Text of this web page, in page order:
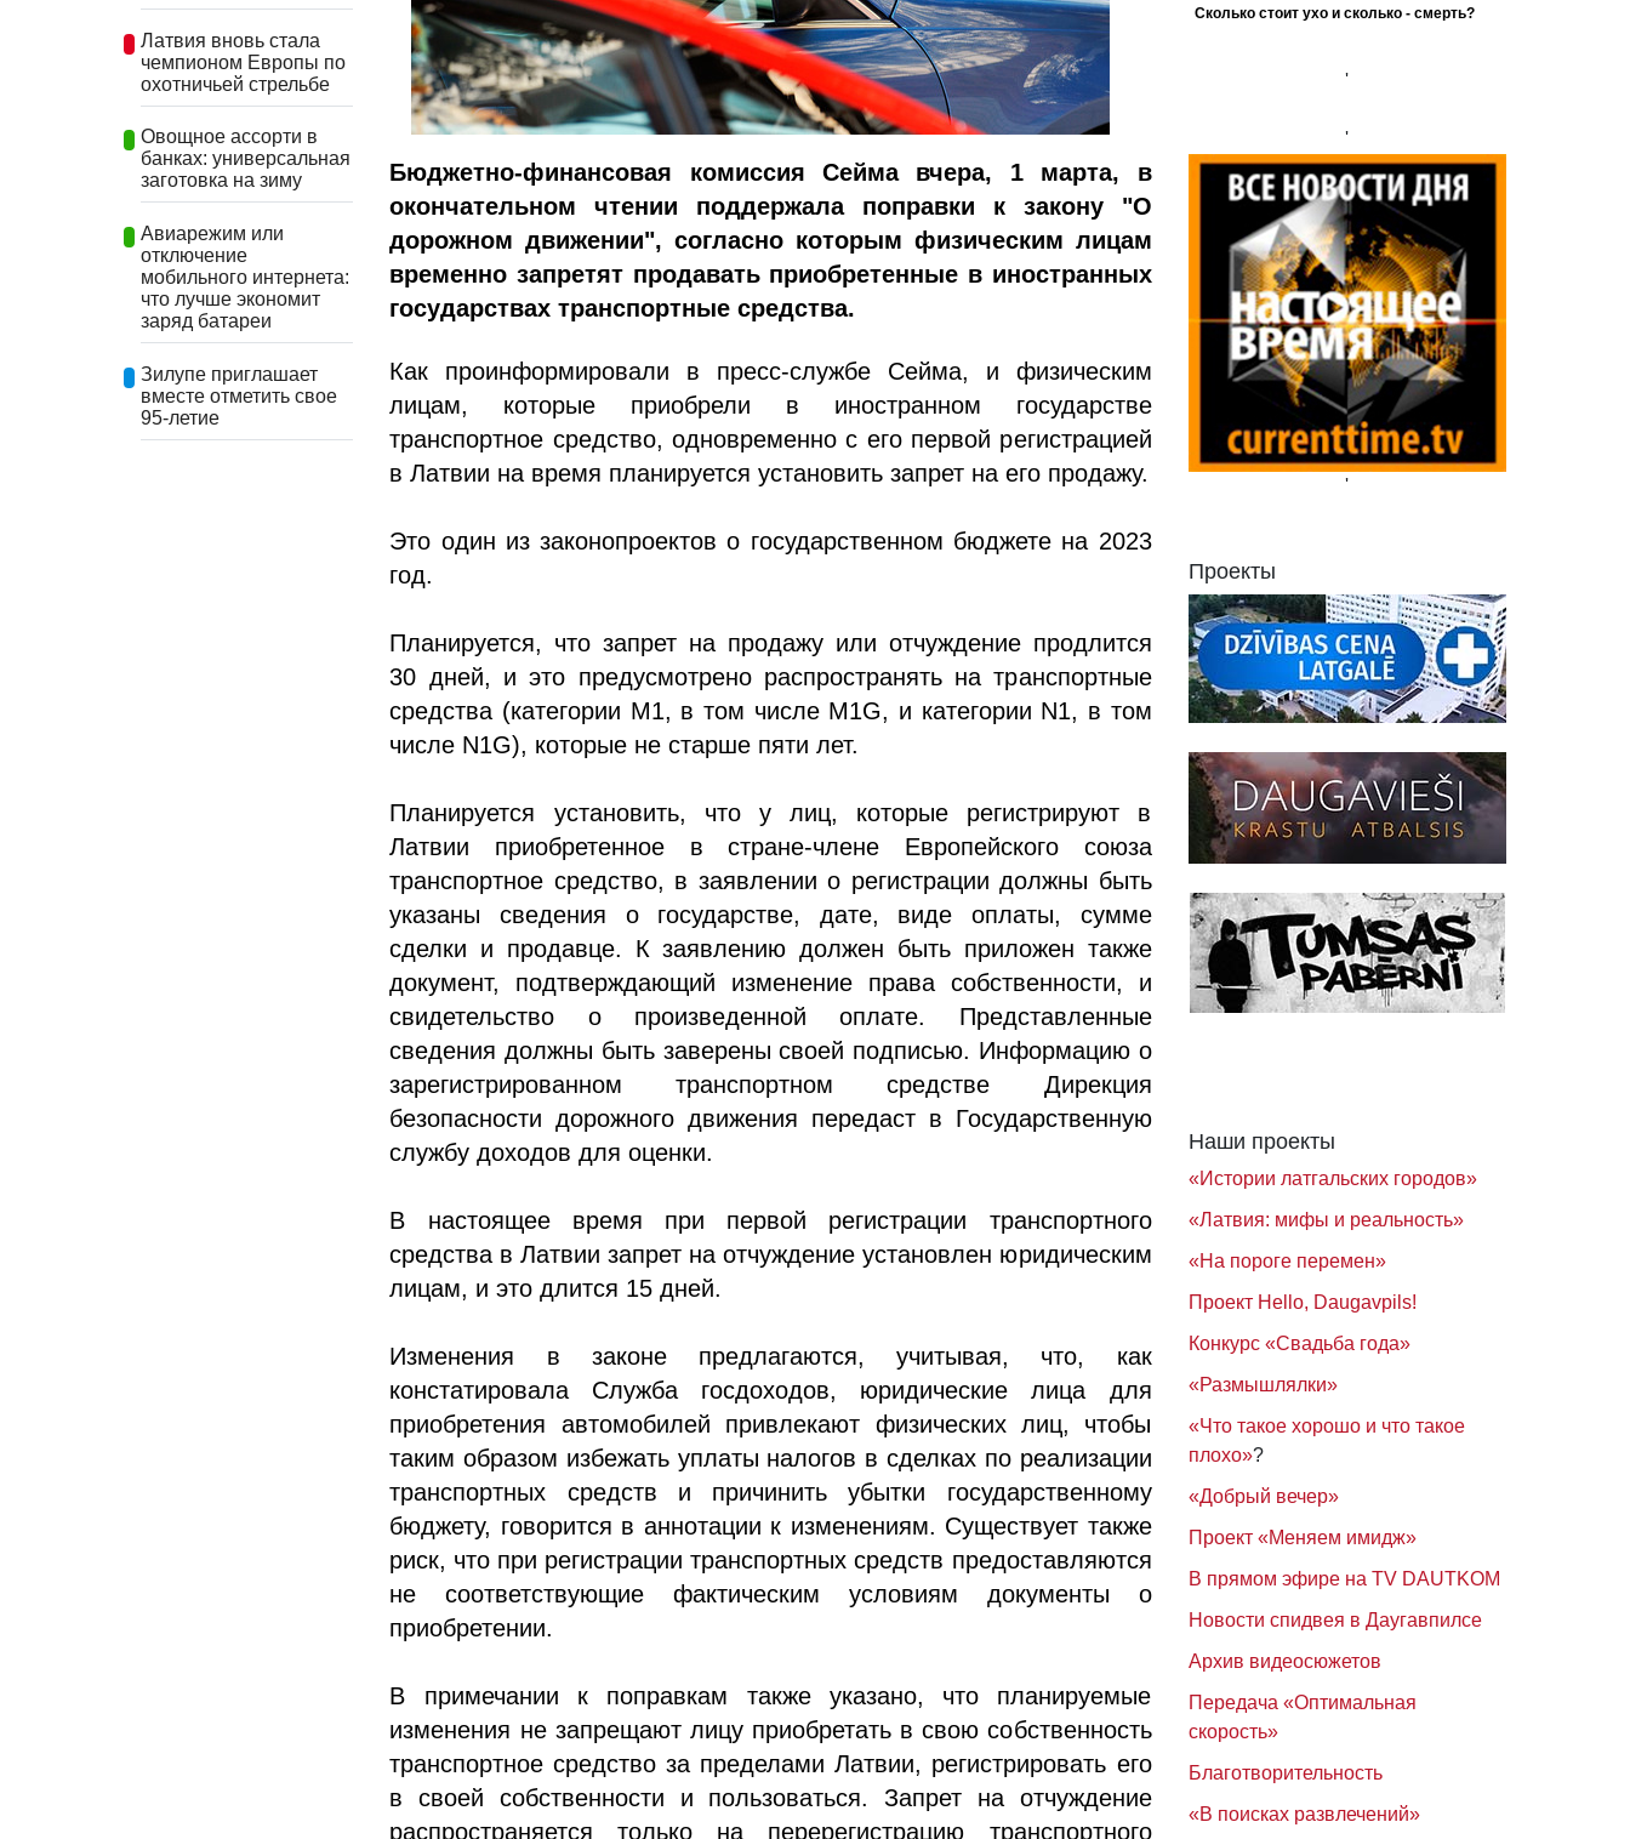
Латвия вновь стала
чемпионом Европы по
охотничьей стрельбе
Овощное ассорти в
банках: универсальная
заготовка на зиму
Авиарежим или
отключение
мобильного интернета:
что лучше экономит
заряд батареи
Зилупе приглашает
вместе отметить свое
95-летие
Бюджетно-финансовая комиссия Сейма вчера, 1 марта, в
окончательном чтении поддержала поправки к закону "О
дорожном движении", согласно которым физическим лицам
временно запретят продавать приобретенные в иностранных
государствах транспортные средства.
Как проинформировали в пресс-службе Сейма, и физическим
лицам, которые приобрели в иностранном государстве
транспортное средство, одновременно с его первой регистрацией
в Латвии на время планируется установить запрет на его продажу.
Это один из законопроектов о государственном бюджете на 2023
год.
Планируется, что запрет на продажу или отчуждение продлится
30 дней, и это предусмотрено распространять на транспортные
средства (категории M1, в том числе M1G, и категории N1, в том
числе N1G), которые не старше пяти лет.
Планируется установить, что у лиц, которые регистрируют в
Латвии приобретенное в стране-члене Европейского союза
транспортное средство, в заявлении о регистрации должны быть
указаны сведения о государстве, дате, виде оплаты, сумме
сделки и продавце. К заявлению должен быть приложен также
документ, подтверждающий изменение права собственности, и
свидетельство о произведенной оплате. Представленные
сведения должны быть заверены своей подписью. Информацию о
зарегистрированном транспортном средстве Дирекция
безопасности дорожного движения передаст в Государственную
службу доходов для оценки.
В настоящее время при первой регистрации транспортного
средства в Латвии запрет на отчуждение установлен юридическим
лицам, и это длится 15 дней.
Изменения в законе предлагаются, учитывая, что, как
констатировала Служба госдоходов, юридические лица для
приобретения автомобилей привлекают физических лиц, чтобы
таким образом избежать уплаты налогов в сделках по реализации
транспортных средств и причинить убытки государственному
бюджету, говорится в аннотации к изменениям. Существует также
риск, что при регистрации транспортных средств предоставляются
не соответствующие фактическим условиям документы о
приобретении.
В примечании к поправкам также указано, что планируемые
изменения не запрещают лицу приобретать в свою собственность
транспортное средство за пределами Латвии, регистрировать его
в своей собственности и пользоваться. Запрет на отчуждение
распространяется только на перерегистрацию транспортного
'
'
'
Проекты
Наши проекты
«Истории латгальских городов»
«Латвия: мифы и реальность»
«На пороге перемен»
Проект Hello, Daugavpils!
Конкурс «Свадьба года»
«Размышлялки»
«Что такое хорошо и что такое
плохо»?
«Добрый вечер»
Проект «Меняем имидж»
В прямом эфире на TV DAUTKOM
Новости спидвея в Даугавпилсе
Архив видеосюжетов
Передача «Оптимальная
скорость»
Благотворительность
«В поисках развлечений»